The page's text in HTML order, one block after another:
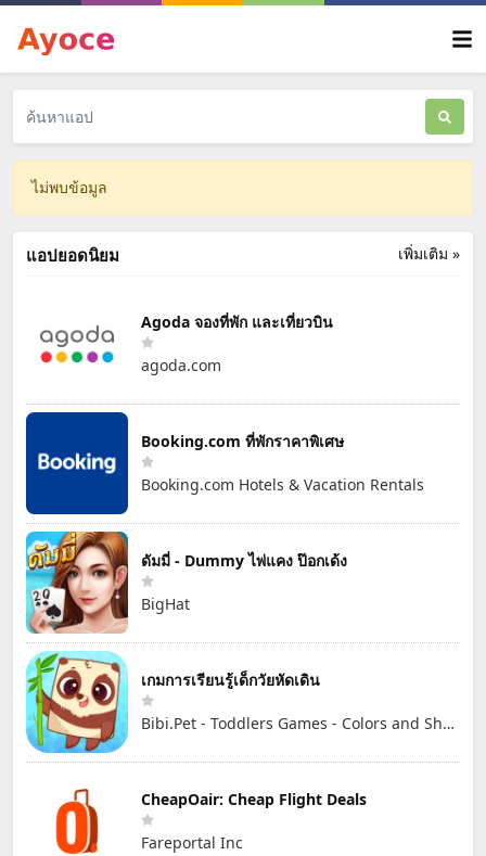
ไม่พบข้อมูล
เพิ่มเติม »
แอปยอดนิยม
Agoda จองที่พัก และเที่ยวบิน
agoda.com
Booking.com ที่พักราคาพิเศษ
Booking.com Hotels & Vacation Rentals
ดัมมี่ - Dummy ไพ่แคง ป๊อกเด้ง
BigHat
เกมการเรียนรู้เด็กวัยหัดเดิน
Bibi.Pet - Toddlers Games - Colors and Shapes
CheapOair: Cheap Flight Deals
Fareportal Inc